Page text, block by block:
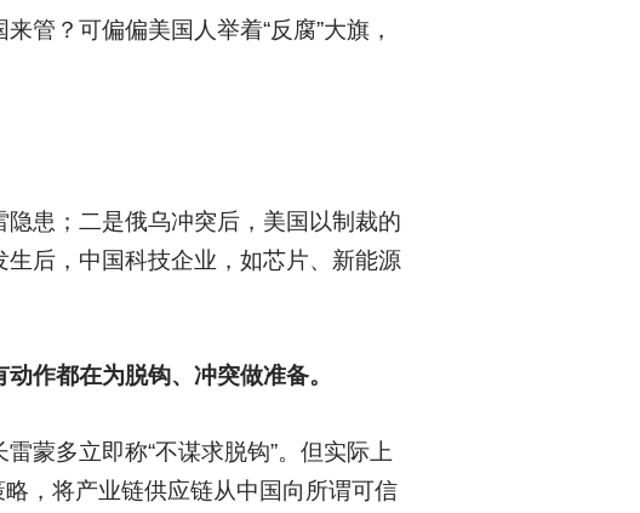
管？可偏偏美国人举着“反腐”大旗，
患；二是俄乌冲突后，美国以制裁的
后，中国科技企业，如芯片、新能源
作都在为脱钩、冲突做准备。
蒙多立即称“不谋求脱钩”。但实际上
，将产业链供应链从中国向所谓可信